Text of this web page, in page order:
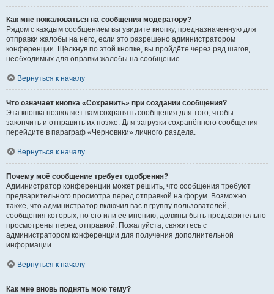
Как мне пожаловаться на сообщения модератору?
Рядом с каждым сообщением вы увидите кнопку, предназначенную для
отправки жалобы на него, если это разрешено администратором
конференции. Щёлкнув по этой кнопке, вы пройдёте через ряд шагов,
необходимых для оправки жалобы на сообщение.
Вернуться к началу
Что означает кнопка «Сохранить» при создании сообщения?
Эта кнопка позволяет вам сохранять сообщения для того, чтобы
закончить и отправить их позже. Для загрузки сохранённого сообщения
перейдите в параграф «Черновики» личного раздела.
Вернуться к началу
Почему моё сообщение требует одобрения?
Администратор конференции может решить, что сообщения требуют
предварительного просмотра перед отправкой на форум. Возможно
также, что администратор включил вас в группу пользователей,
сообщения которых, по его или её мнению, должны быть предварительно
просмотрены перед отправкой. Пожалуйста, свяжитесь с
администратором конференции для получения дополнительной
информации.
Вернуться к началу
Как мне вновь поднять мою тему?